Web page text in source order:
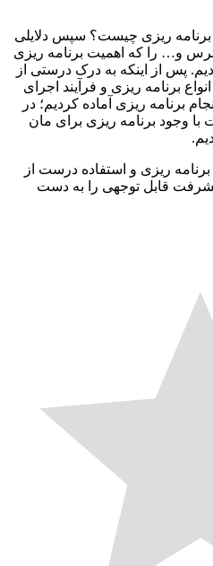
ریزی چیست؟ سپس دلایلی
را که اهمیت برنامه ریزی
از اینکه به درک درستی از
ریزی و فرآیند اجرای
ریزی آماده کردیم؛ در
برنامه ریزی برای مان
ریزی و استفاده درست از
قابل توجهی را به دست